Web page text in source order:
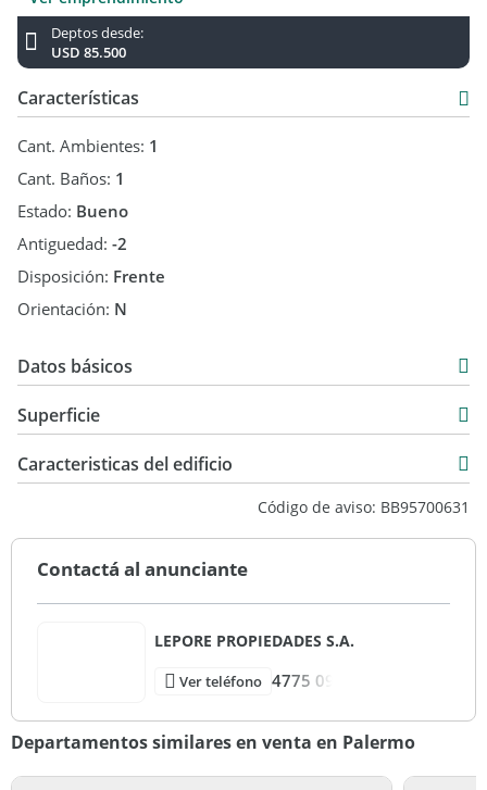
Deptos desde:
USD 85.500
Características
Cant. Ambientes: 1
Cant. Baños: 1
Estado: Bueno
Antiguedad: -2
Disposición: Frente
Orientación: N
Datos básicos
USD 85.500
Superficie
37 m2
Caracteristicas del edificio
Código de aviso: BB95700631
Contactá al anunciante
LEPORE PROPIEDADES S.A.
Ver teléfono 4775 09
Departamentos similares en venta en Palermo